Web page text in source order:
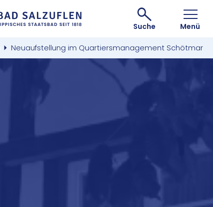
Suche Menü
Neuaufstellung im Quartiersmanagement Schötmar